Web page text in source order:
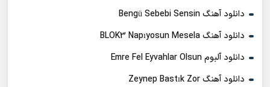
دانلود آهنگ Bengü Sebebi Sensin
دانلود آهنگ BLOK3 Napıyosun Mesela
دانلود آلبوم Emre Fel Eyvahlar Olsun
دانلود آهنگ Zeynep Bastık Zor